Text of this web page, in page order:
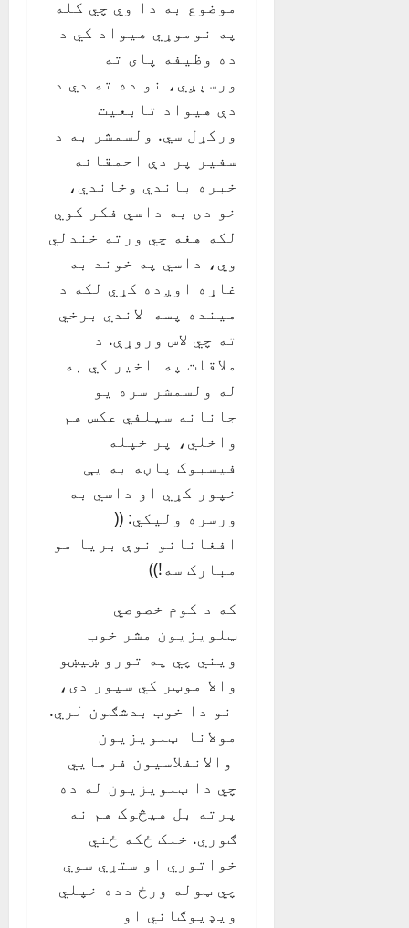
موضوع به دا وي چي کله
په نوموړي هيواد کي د
ده وظيفه پای ته
ورسېږي، نو ده ته دي د
دې هيواد تابعيت
ورکړل سي. ولسمشر به د
سفير پر دې احمقانه
خبره باندي وخاندي،
خو دی به داسي فکر کوي
لکه هغه چي ورته خندلي
وي، داسي په خوند به
غاړه اوږده کړي لکه د
مينده پسه لاندي برخي
ته چي لاس وروړې. د
ملاقات په اخير کي به
له ولسمشر سره يو
جانانه سيلفي عکس هم
واخلي، پر خپله
فيسبوک پاڼه به يې
خپور کړي او داسي به
ورسره وليکي: ((
افغانانو نوې بريا مو
مبارک سه!))
که د کوم خصوصي
ټلويزيون مشر خوب
ويني چي په تورو ښيښو
والا موټر کي سپور دی،
نو دا خوب بدشګون لري.
مولانا ټلويزيون
والانفلاسيون فرمايي
چي دا ټلويزيون له ده
پرته بل هيڅوک هم نه
ګوري. خلک ځکه ځني
خواتوري او ستړي سوي
چي ټوله ورځ دده خپلي
ويډيوګاني او